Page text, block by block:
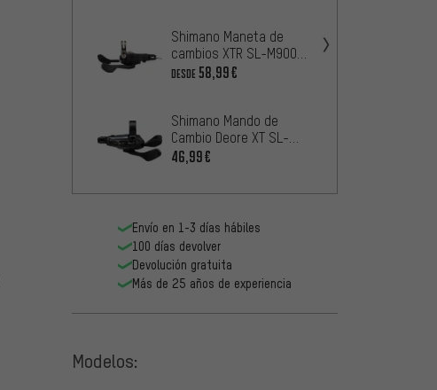
Shimano Maneta de
cambios XTR SL-M9000
con abrazadera
DESDE 58,99€
Shimano Mando de
Cambio Deore XT SL-
M8200 12 Velocidades
46,99€
Envío en 1-3 días hábiles
100 días devolver
Devolución gratuita
Más de 25 años de experiencia
Modelos: